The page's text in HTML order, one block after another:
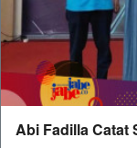
Abi Fadilla Catat